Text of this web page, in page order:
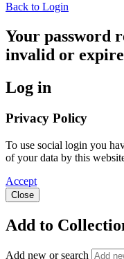
Back to Login
Your password
invalid or
Log in
Privacy Policy
To use social login you
of your data by this
Accept
Close
Add to
Add new or search